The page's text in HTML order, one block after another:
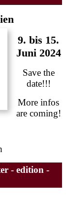
9. bis 15.
Juni 2024
Save the
date!!!
More infos
are coming!
- edition -